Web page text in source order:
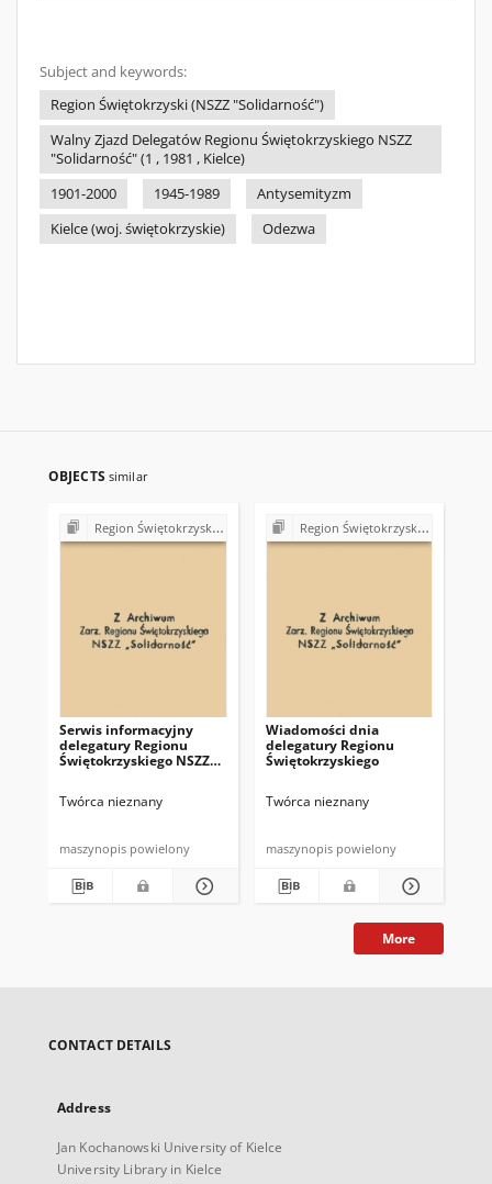
Subject and keywords:
Region Świętokrzyski (NSZZ "Solidarność")
Walny Zjazd Delegatów Regionu Świętokrzyskiego NSZZ
"Solidarność" (1 , 1981 , Kielce)
1901-2000
1945-1989
Antysemityzm
Kielce (woj. świętokrzyskie)
Odezwa
OBJECTS similar
Region Świętokrzyski NSZZ "Solidarność". Delegatura Starachowice
Serwis informacyjny
delegatury Regionu
Świętokrzyskiego NSZZ
Twórca nieznany
maszynopis powielony
Region Świętokrzyski NSZZ "Solidarność". Delegatura Starachowice
Wiadomości dnia
delegatury Regionu
Świętokrzyskiego
Twórca nieznany
maszynopis powielony
More
CONTACT DETAILS
Address
Jan Kochanowski University of Kielce
University Library in Kielce